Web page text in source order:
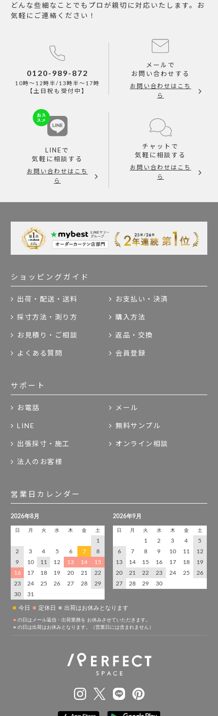
どんな些細なことでもプロが親切に対応いたします。お
気軽にご連絡ください！
0120-989-872
10時～12時半/13時半～17時
【土日祝も受付中】
メールで
お問い合わせする
お問い合わせはこち
ら
LINEで
気軽に相談する
お問い合わせはこち
ら
チャットで
気軽に相談する
お問い合わせはこち
ら
ショッピングガイド
出荷・配送・送料 お支払い・決済
採寸方法・測り方 購入方法
お見積り・ご相談 返品・交換
よくある質問 会員登録
サポート
お電話 メール
LINE 無料サンプル
出張採寸・施工 オンライン相談
法人のお客様
営業日カレンダー